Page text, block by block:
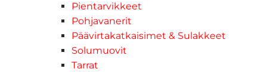
Pientarvikkeet
Pohjavanerit
Päävirtakatkaisimet & Sulakkeet
Solumuovit
Tarrat